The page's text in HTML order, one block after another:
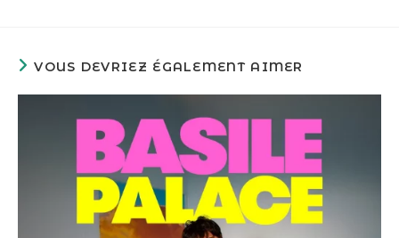
VOUS DEVRIEZ ÉGALEMENT AIMER